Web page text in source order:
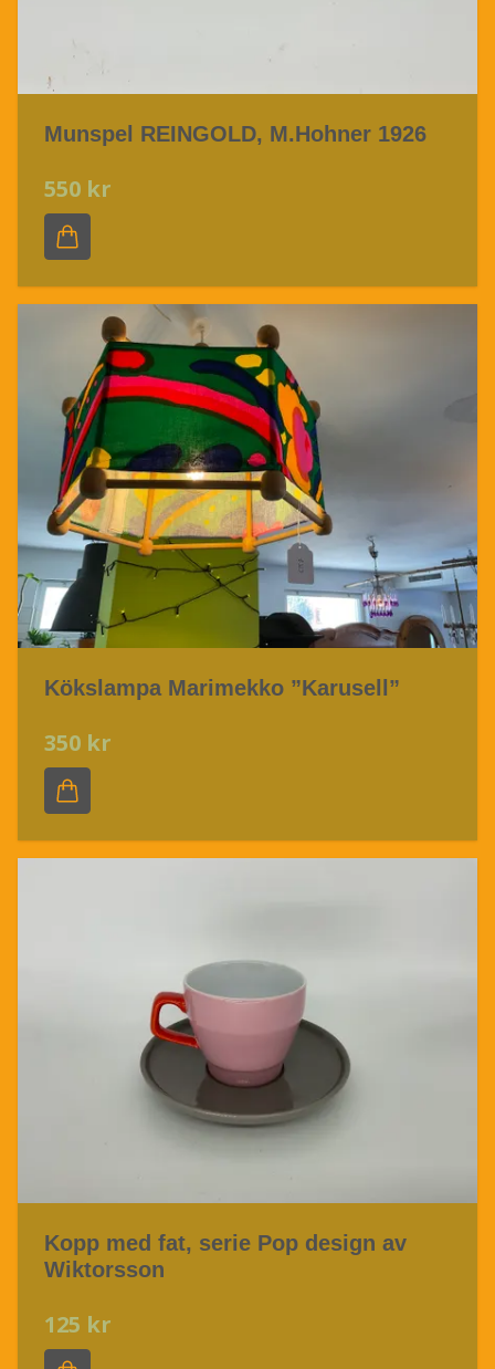
Munspel REINGOLD, M.Hohner 1926
550 kr
Kökslampa Marimekko ”Karusell”
350 kr
Kopp med fat, serie Pop design av
Wiktorsson
125 kr